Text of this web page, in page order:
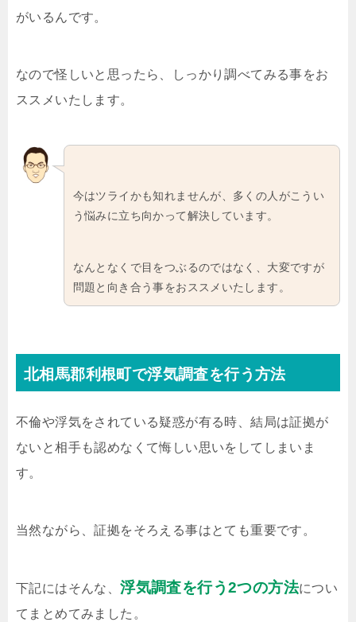
がいるんです。
なので怪しいと思ったら、しっかり調べてみる事をお
ススメいたします。
今はツライかも知れませんが、多くの人がこうい
う悩みに立ち向かって解決しています。
なんとなくで目をつぶるのではなく、大変ですが
問題と向き合う事をおススメいたします。
北相馬郡利根町で浮気調査を行う方法
不倫や浮気をされている疑惑が有る時、結局は証拠が
ないと相手も認めなくて悔しい思いをしてしまいま
す。
当然ながら、証拠をそろえる事はとても重要です。
下記にはそんな、浮気調査を行う2つの方法につい
てまとめてみました。